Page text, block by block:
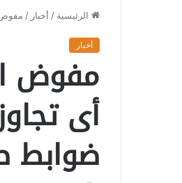
الرئيسية / أخبار / مفوض
أخبار
مفوض
أى
ضوابط